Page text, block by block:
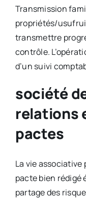
Transmission
propriétés/
transmettre
contrôle.
d’un suivi
société
relations
pactes
La vie
pacte bien rédigé
partage des